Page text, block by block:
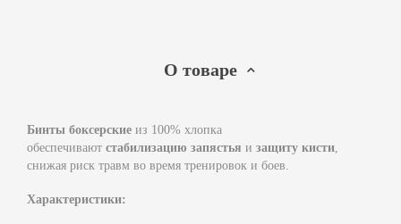
О товаре
Бинты боксерские из 100% хлопка
обеспечивают стабилизацию запястья и защиту кисти,
снижая риск травм во время тренировок и боев.
Характеристики: